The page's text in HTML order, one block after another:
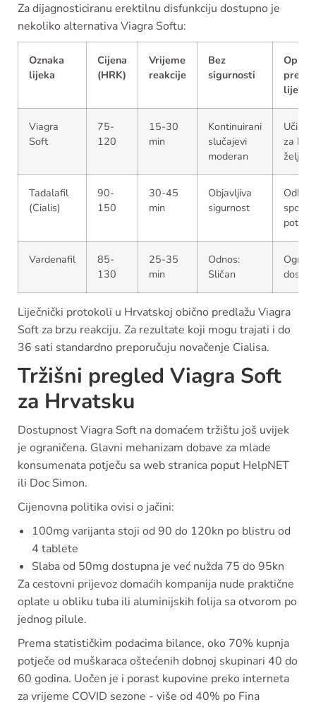
Za dijagnosticiranu erektilnu disfunkciju dostupno je
nekoliko alternativa Viagra Softu:
Oznaka
lijeka
Cijena
(HRK)
Vrijeme
reakcije
Bez
sigurnosti
Opis
prema
Viagra
Soft
75-
120
15-30
min
Kontinuirani
slučajevi
moderan
za
želje
Tadalafil
(Cialis)
90-
150
30-45
min
Objavljiva
sigurnost
Vardenafil
85-
130
25-35
min
Odnos:
Sličan
Liječnički protokoli u Hrvatskoj obično predlažu Viagra
Soft za brzu reakciju. Za rezultate koji mogu trajati i do
36 sati standardno preporučuju novačenje Cialisa.
Tržišni pregled Viagra Soft
za Hrvatsku
Dostupnost Viagra Soft na domaćem tržištu još uvijek
je ograničena. Glavni mehanizam dobave za mlade
konsumenata potječu sa web stranica poput HelpNET
ili Doc Simon.
Cijenovna politika ovisi o jačini:
100mg varijanta stoji od 90 do 120kn po blistru od
4 tablete
Slaba od 50mg dostupna je već nužda 75 do 95kn
Za cestovni prijevoz domaćih kompanija nude praktične
oplate u obliku tuba ili aluminijskih folija sa otvorom po
jednog pilule.
Prema statističkim podacima bilance, oko 70% kupnja
potječe od muškaraca oštećenih dobnoj skupinari 40 do
60 godina. Uočen je i porast kupovine preko interneta
za vrijeme COVID sezone - više od 40% po Fina